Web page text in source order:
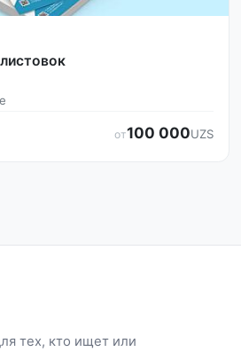
от100 000UZS
тех, кто ищет или